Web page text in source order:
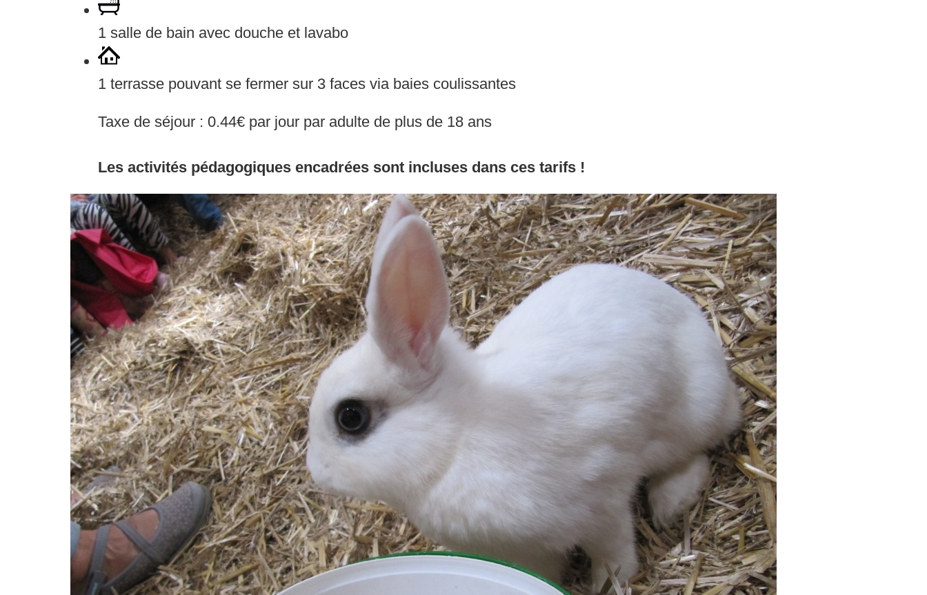
1 salle de bain avec douche et lavabo
1 terrasse pouvant se fermer sur 3 faces via baies coulissantes
Taxe de séjour : 0.44€ par jour par adulte de plus de 18 ans
Les activités pédagogiques encadrées sont incluses dans ces tarifs !